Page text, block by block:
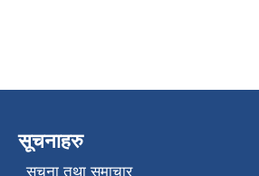
सूचनाहरु
सूचना तथा समाचार